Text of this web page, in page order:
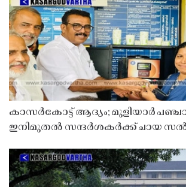
കാസർകോട്ട് ആദ്യം; മുളിയാർ
ഇനിമുതൽ സന്ദർശകർക്ക് ചായ